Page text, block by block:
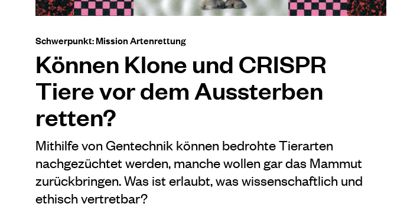
Schwerpunkt: Mission Artenrettung
Können Klone und CRISPR
Tiere vor dem Aussterben
retten?
Mithilfe von Gentechnik können bedrohte Tierarten
nachgezüchtet werden, manche wollen gar das Mammut
zurückbringen. Was ist erlaubt, was wissenschaftlich und
ethisch vertretbar?